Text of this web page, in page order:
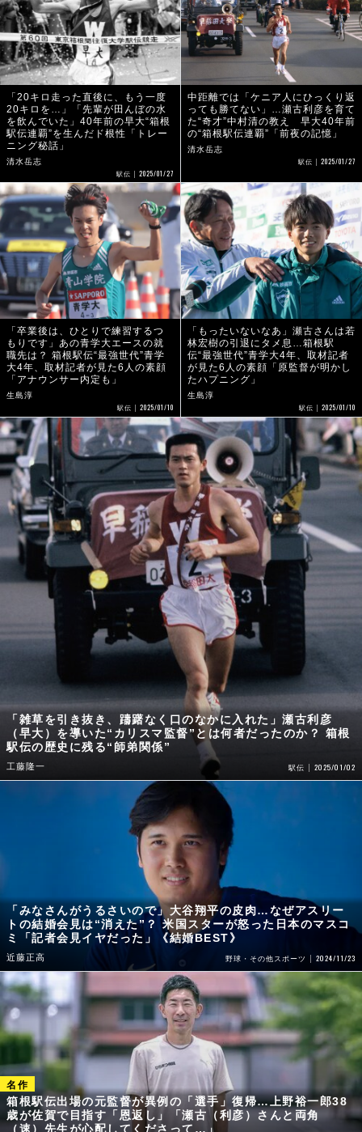
「20キロ走った直後に、もう一度
20キロを…」「先輩が田んぼの水
を飲んでいた」40年前の早大“箱根
駅伝連覇”を生んだド根性「トレー
ニング秘話」
清水岳志
駅伝 2025/01/27
中距離では「ケニア人にひっくり返
っても勝てない」…瀬古利彦を育て
た“奇才”中村清の教え 早大40年前
の“箱根駅伝連覇”「前夜の記憶」
清水岳志
駅伝 2025/01/27
「卒業後は、ひとりで練習するつ
もりです」あの青学大エースの就
職先は？ 箱根駅伝“最強世代”青学
大4年、取材記者が見た6人の素顔
「アナウンサー内定も」
生島淳
駅伝 2025/01/10
「もったいないなあ」瀬古さんは若
林宏樹の引退にタメ息…箱根駅
伝“最強世代”青学大4年、取材記者
が見た6人の素顔「原監督が明かし
たハプニング」
生島淳
駅伝 2025/01/10
「雑草を引き抜き、躊躇なく口のなかに入れた」瀬古利彦
（早大）を導いた“カリスマ監督”とは何者だったのか？ 箱根
駅伝の歴史に残る“師弟関係”
工藤隆一 駅伝 2025/01/02
「みなさんがうるさいので」大谷翔平の皮肉…なぜアスリー
トの結婚会見は“消えた”？ 米国スターが怒った日本のマスコ
ミ「記者会見イヤだった」《結婚BEST》
近藤正高 野球・その他スポーツ 2024/11/23
箱根駅伝出場の元監督が異例の「選手」復帰…上野裕一郎38
歳が佐賀で目指す「恩返し」「瀬古（利彦）さんと両角
（速）先生が心配してくださって…」